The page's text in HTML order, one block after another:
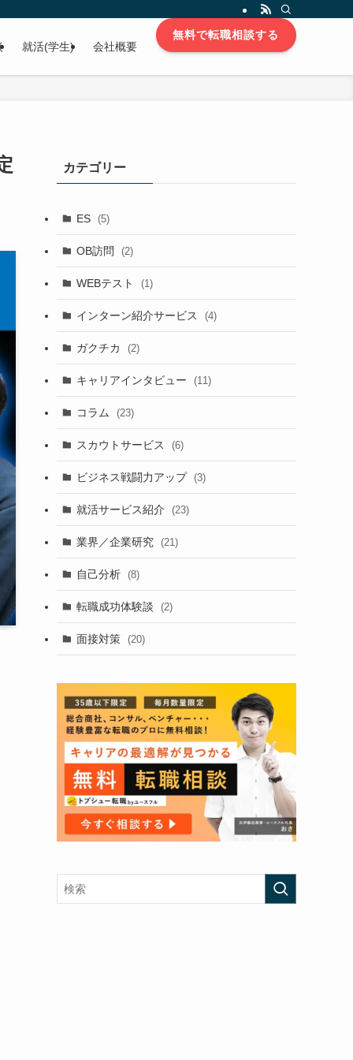
就活(学生) 会社概要
無料で転職相談する
カテゴリー
ES (5)
OB訪問 (2)
WEBテスト (1)
インターン紹介サービス (4)
ガクチカ (2)
キャリアインタビュー (11)
コラム (23)
スカウトサービス (6)
ビジネス戦闘力アップ (3)
就活サービス紹介 (23)
業界／企業研究 (21)
自己分析 (8)
転職成功体験談 (2)
面接対策 (20)